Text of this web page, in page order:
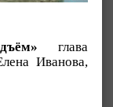
глава
Иванова,